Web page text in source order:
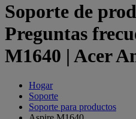
Soporte de
Preguntas
M1640 | Acer
Hogar
Soporte
Soporte para productos